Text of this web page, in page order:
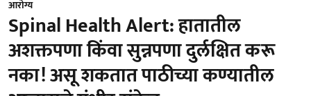
आरोग्य
Spinal Health Alert: हातातील
अशक्तपणा किंवा सुन्नपणा दुर्लक्षित करू
नका! असू शकतात पाठीच्या कण्यातील